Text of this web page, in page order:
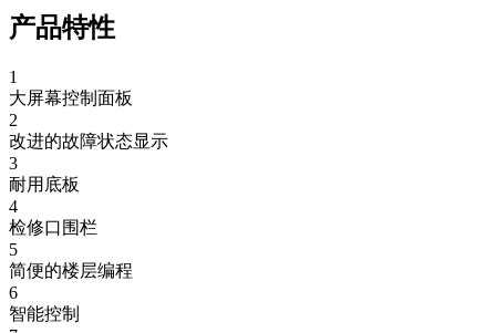
尺寸：1.5 x 3.5–3.9 m (宽 x 长)
载重量：
速度：0–54 m/min
ALIMAK SCANDO 650 FC /35-39
尺寸：
载重量：1,300–1,700 kg
速度： 0–54 m/min
产品特性
1
大屏幕控制面板
2
改进的故障状态显示
3
耐用底板
4
检修口围栏
5
简便的楼层编程
6
智能控制